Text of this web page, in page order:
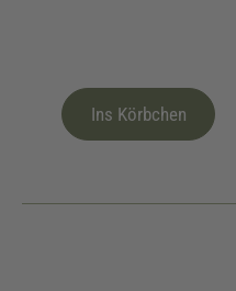
Ins Körbchen